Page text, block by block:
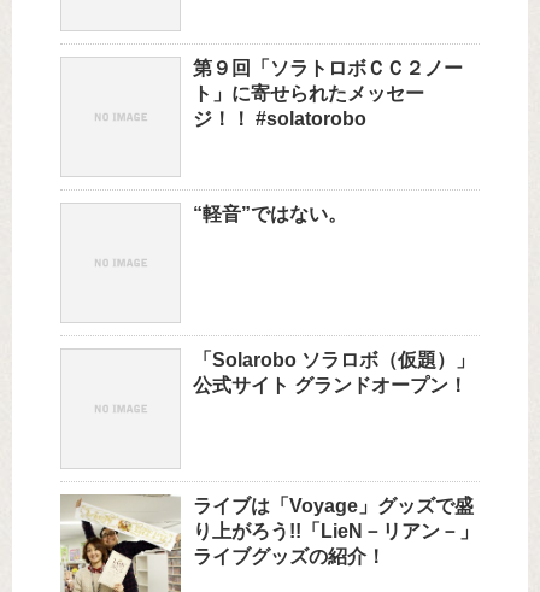
第９回「ソラトロボＣＣ２ノー
ト」に寄せられたメッセー
ジ！！ #solatorobo
“軽音”ではない。
「Solarobo ソラロボ（仮題）」
公式サイト グランドオープン！
ライブは「Voyage」グッズで盛
り上がろう!!「LieN－リアン－」
ライブグッズの紹介！